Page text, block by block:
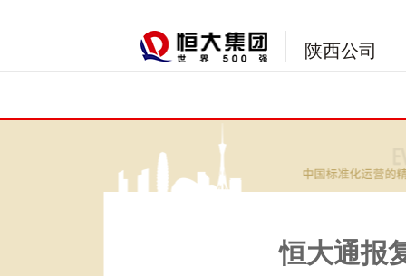
陕西公司
恒大通报